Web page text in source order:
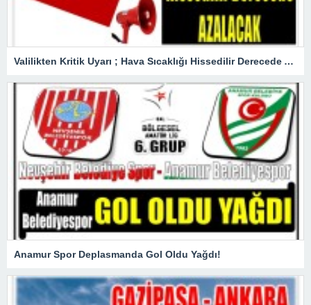
Valilikten Kritik Uyarı ; Hava Sıcaklığı Hissedilir Derecede Azalacak!
Anamur Spor Deplasmanda Gol Oldu Yağdı!